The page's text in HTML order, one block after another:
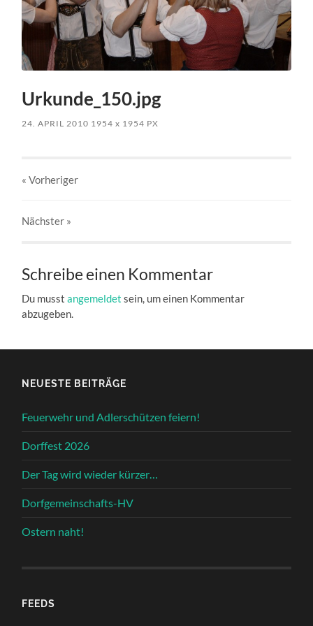
Urkunde_150.jpg
24. APRIL 2010 1954x 1954 PX
« Vorheriger
Nächster »
Schreibe einen Kommentar
Du musstangemeldet sein, um einen Kommentar
abzugeben.
NEUESTE BEITRÄGE
Feuerwehr und Adlerschützen feiern!
Dorffest 2026
Der Tag wird wieder kürzer…
Dorfgemeinschafts-HV
Ostern naht!
FEEDS